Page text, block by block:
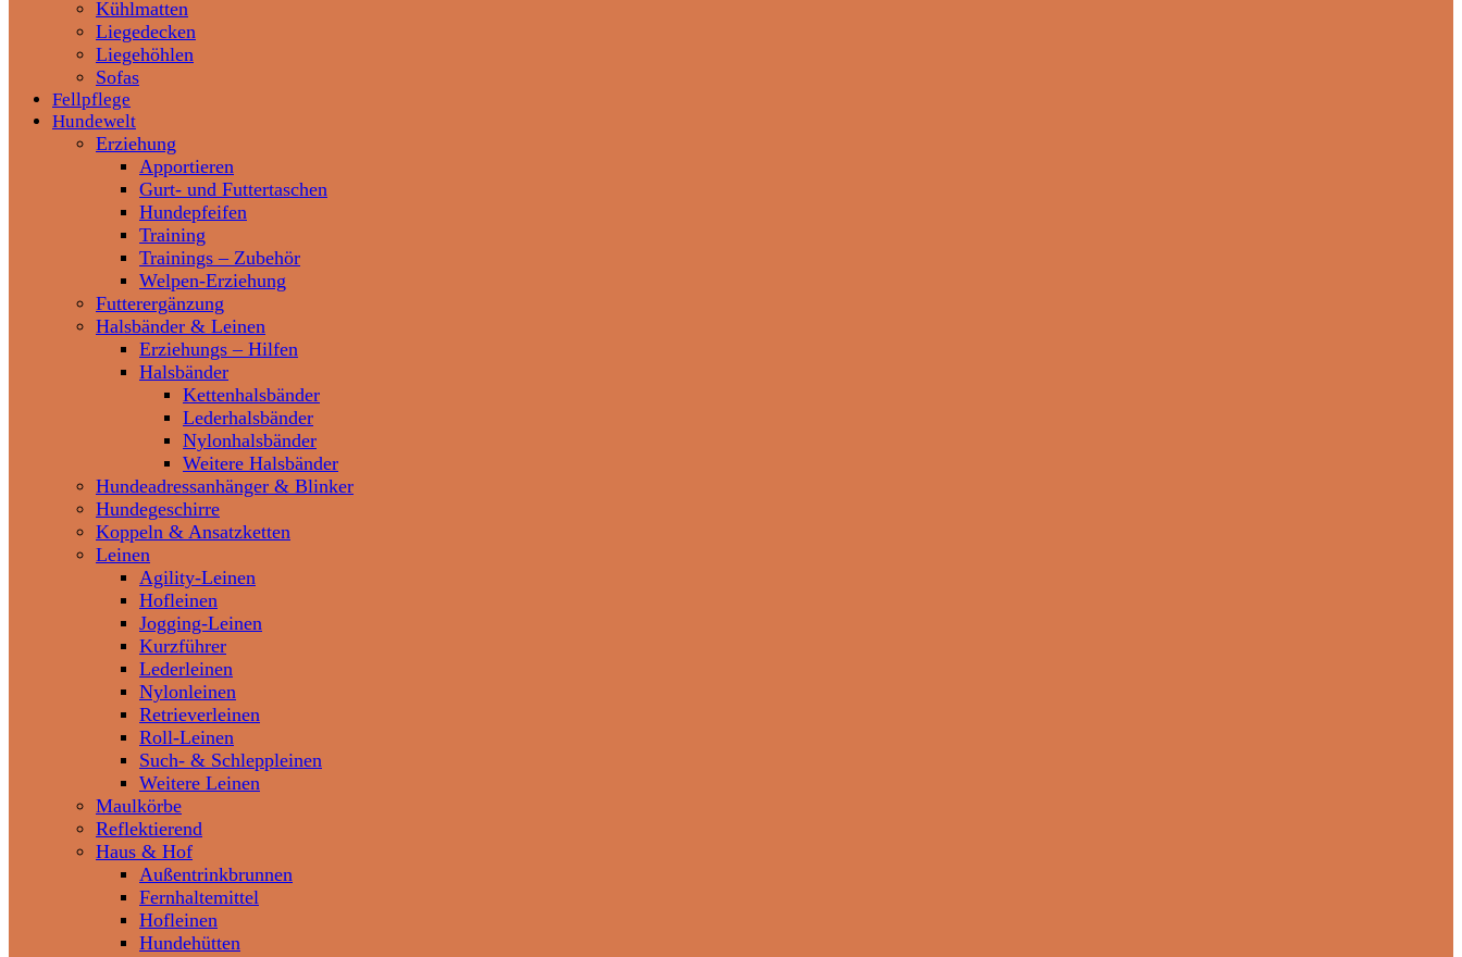
Kühlmatten
Liegedecken
Liegehöhlen
Sofas
Fellpflege
Hundewelt
Erziehung
Apportieren
Gurt- und Futtertaschen
Hundepfeifen
Training
Trainings – Zubehör
Welpen-Erziehung
Futterergänzung
Halsbänder & Leinen
Erziehungs – Hilfen
Halsbänder
Kettenhalsbänder
Lederhalsbänder
Nylonhalsbänder
Weitere Halsbänder
Hundeadressanhänger & Blinker
Hundegeschirre
Koppeln & Ansatzketten
Leinen
Agility-Leinen
Hofleinen
Jogging-Leinen
Kurzführer
Lederleinen
Nylonleinen
Retrieverleinen
Roll-Leinen
Such- & Schleppleinen
Weitere Leinen
Maulkörbe
Reflektierend
Haus & Hof
Außentrinkbrunnen
Fernhaltemittel
Hofleinen
Hundehütten